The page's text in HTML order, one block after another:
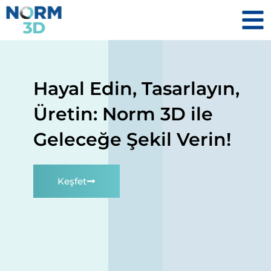
Hayal Edin, Tasarlayın,
Üretin: Norm 3D ile
Geleceğe Şekil Verin!
Keşfet